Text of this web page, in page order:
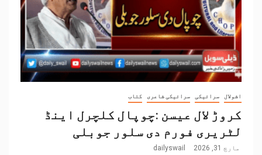
اشولال سرائیکی سرائیکی شاعری کتاب
کروڑ لال عیسن :چوپال کلچرل اینڈ
لٹریری فورم دی سلور جوبلی
مارچ 31, 2026 dailyswail